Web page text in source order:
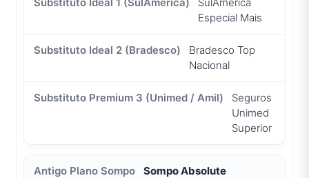
Especial Mais
Bradesco Top
Nacional
Seguros
Unimed
Superior
Sompo Absolute